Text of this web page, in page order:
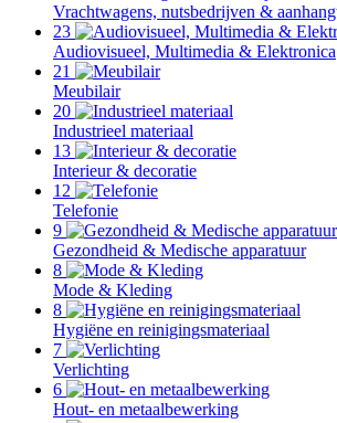
Vrachtwagens, nutsbedrijven &
23
Audiovisueel, Multimedia & Elektronica
21
Meubilair
20
Industrieel materiaal
13
Interieur & decoratie
12
Telefonie
9
Gezondheid & Medische apparatuur
8
Mode & Kleding
8
Hygiëne en reinigingsmateriaal
7
Verlichting
6
Hout- en metaalbewerking